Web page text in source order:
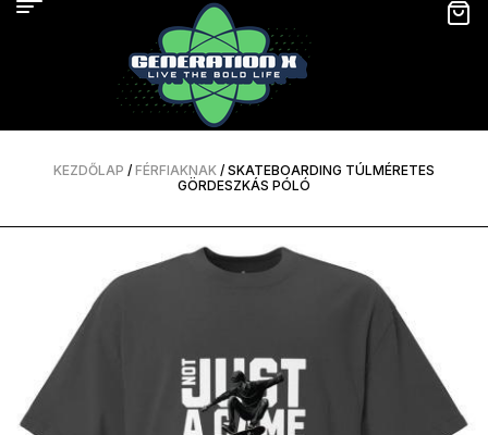
KEZDŐLAP / FÉRFIAKNAK / SKATEBOARDING TÚLMÉRETES
GÖRDESZKÁS PÓLÓ